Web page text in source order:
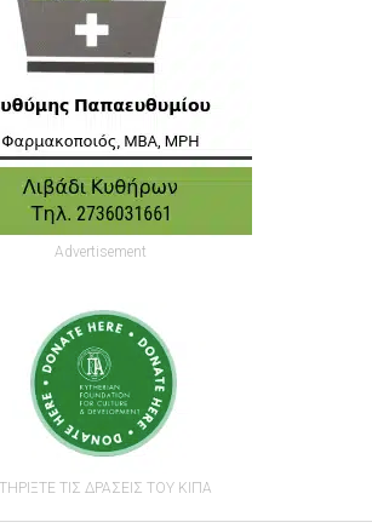
Advertisement
ΤΙΣ ΔΡΑΣΕΙΣ ΤΟΥ ΚΙΠΑ